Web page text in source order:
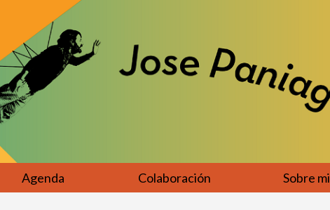
Agenda Colaboración Sobre mi